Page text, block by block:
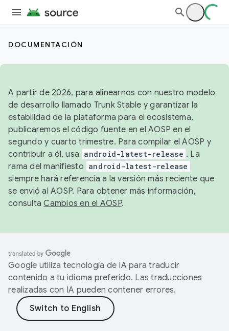
DOCUMENTACIÓN
A partir de 2026, para alinearnos con nuestro modelo
de desarrollo llamado Trunk Stable y garantizar la
estabilidad de la plataforma para el ecosistema,
publicaremos el código fuente en el AOSP en el
segundo y cuarto trimestre. Para compilar el AOSP y
contribuir a él, usa android-latest-release . La
rama del manifiesto android-latest-release
siempre hará referencia a la versión más reciente que
se envió al AOSP. Para obtener más información,
consultaCambios en el AOSP.
Google utiliza tecnología de IA para traducir
contenido a tu idioma preferido. Las traducciones
realizadas con IA pueden contener errores.